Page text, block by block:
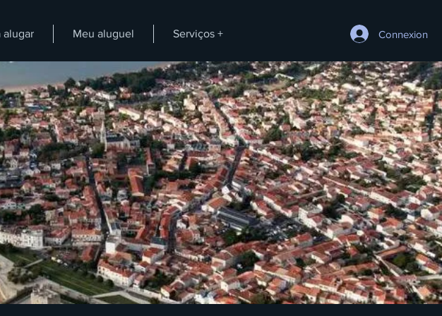
alugar Meu aluguel Serviços + Connexion